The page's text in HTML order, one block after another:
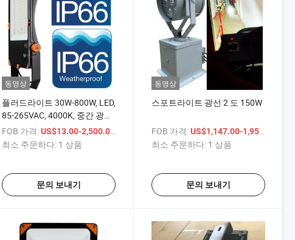
동영상
플러드라이트 30W-800W, LED,
85-265VAC, 4000K, 중간 광학,
IP66, 상업용 해양 플러드 조명
FOB 가격: US$13.00-2,500.00
최소 주문하다: 1 상품
문의 보내기
동영상
스포트라이트 광선 2 도 150W
FOB 가격: US$1,147.00-1,959.00
최소 주문하다: 1 상품
문의 보내기